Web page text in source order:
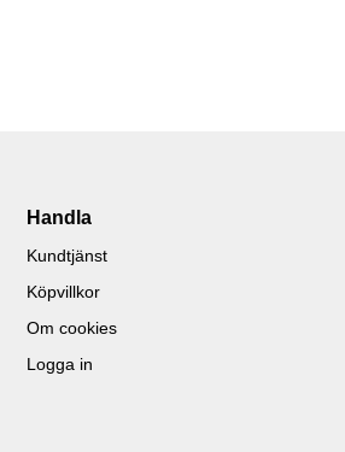
Handla
Kundtjänst
Köpvillkor
Om cookies
Logga in